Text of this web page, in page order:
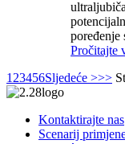
poređenje
Pročitajte
1 23456Sljedeće >>>
Kontaktirajte nas
Scenarij